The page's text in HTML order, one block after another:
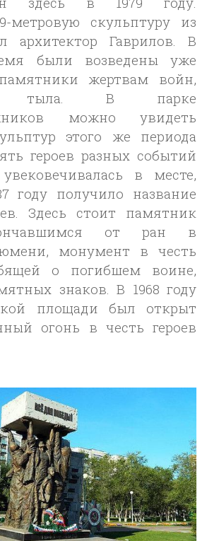
метровую скульптуру из
архитектор Гаврилов. В
были возведены уже
жертвам войн,
тыла. В парке
можно увидеть
этого же периода
героев разных событий
в месте,
году получило название
Здесь стоит памятник
от ран в
монумент в честь
о погибшем воине,
знаков. В 1968 году
площади был открыт
огонь в честь героев